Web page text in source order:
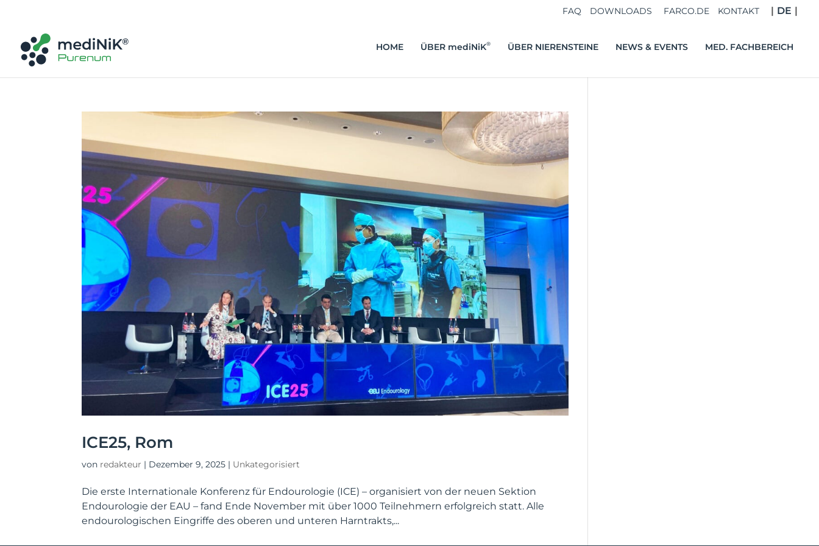
FAQ DOWNLOADS FARCO.DE KONTAKT DE
HOME ÜBER mediNiK® ÜBER NIERENSTEINE NEWS & EVENTS MED. FACHBEREICH
ICE25, Rom
von redakteur | Dezember 9, 2025 | Unkategorisiert
Die erste Internationale Konferenz für Endo­urologie (ICE) – organisiert von der neuen Sektion
Endouro­logie der EAU – fand Ende November mit über 1000 Teilnehmern erfolgreich statt. Alle
endouro­logischen Eingriffe des oberen und unteren Harntrakts,...